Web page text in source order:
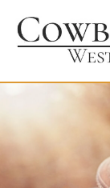
content